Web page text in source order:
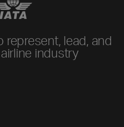
represent, lead, and
industry